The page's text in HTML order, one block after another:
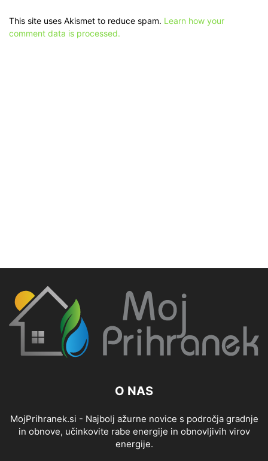
This site uses Akismet to reduce spam. Learn how your
comment data is processed.
O NAS
MojPrihranek.si - Najbolj ažurne novice s področja gradnje
in obnove, učinkovite rabe energije in obnovljivih virov
energije.